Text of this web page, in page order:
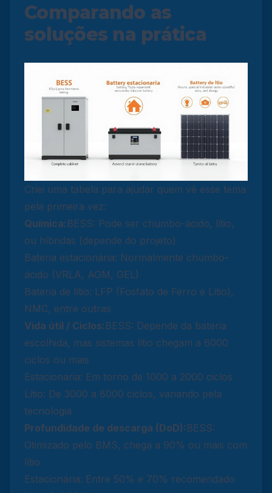
Comparando as
soluções na prática
Criei uma tabela para ajudar quem vê esse tema
pela primeira vez:
Química: BESS: Pode ser chumbo-ácido, lítio,
ou híbridas (depende do projeto)
Bateria estacionária: Normalmente chumbo-
ácido (VRLA, AGM, GEL)
Bateria de lítio: LFP (Fosfato de Ferro e Lítio),
NMC, entre outras
Vida útil / Ciclos: BESS: Depende da bateria
escolhida, mas sistemas lítio chegam a 6000
ciclos ou mais
Estacionária: Em torno de 1000 a 2000 ciclos
Lítio: De 3000 a 8000 ciclos, variando pela
tecnologia
Profundidade de descarga (DoD): BESS:
Otimizado pelo BMS, chega a 90% ou mais com
lítio
Estacionária: Entre 50% e 70% recomendado